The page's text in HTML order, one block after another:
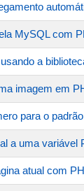
MySQL com
a
imagem em
para o
a uma variável
atual com